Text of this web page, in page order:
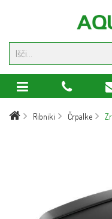
Ribniki Črpalke